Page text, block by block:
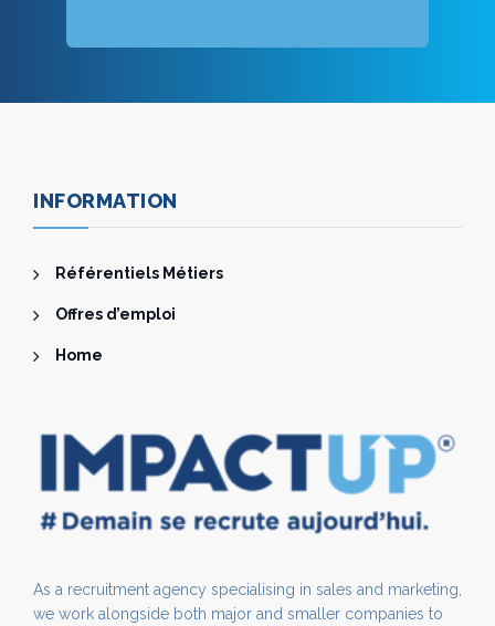
INFORMATION
Référentiels Métiers
Offres d’emploi
Home
As a recruitment agency specialising in sales and marketing,
we work alongside both major and smaller companies to